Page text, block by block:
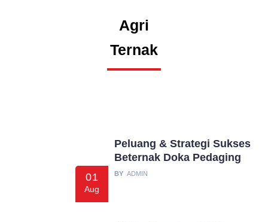
Agri
Ternak
01
Aug
Peluang & Strategi Sukses
Beternak Doka Pedaging
BY ADMIN